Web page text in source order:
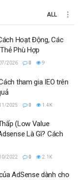
ALL
Hoạt Động, Các
Phù Hợp
2026 0 9
tham gia IEO trên
2025 0 1.4K
(Low Value
Là Gì? Cách
2022 0 2.1K
AdSense dành cho